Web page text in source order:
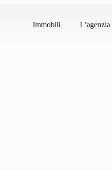
Immobili L’agenzia